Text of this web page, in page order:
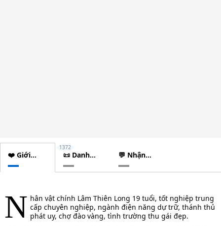
❤️ Giới
thiệu
📜 Danh
sách
chương
1372
💬 Nhận
xét
N hân vật chính Lâm Thiên Long 19 tuổi, tốt nghiệp trung
cấp chuyên nghiệp, ngành điện năng dự trữ, thánh thủ
phát uy, chợ đào vàng, tình trường thu gái đẹp.